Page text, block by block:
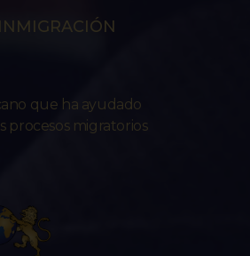
que ha ayudado
procesos migratorios